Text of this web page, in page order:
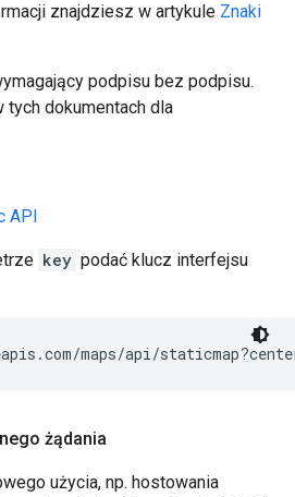
znajdziesz w artykule Znaki
podpisu bez podpisu.
dokumentach dla
API
key podać klucz interfejsu
maps/api/
żądania
użycia, np. hostowania